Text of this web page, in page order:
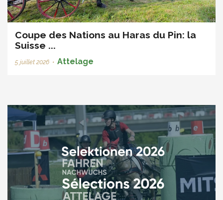
Coupe des Nations au Haras du Pin: la
Suisse ...
5 juillet 2026 • Attelage